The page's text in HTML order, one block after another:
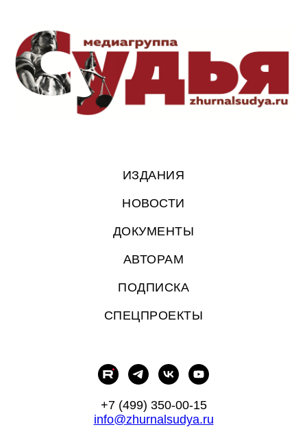
ИЗДАНИЯ
НОВОСТИ
ДОКУМЕНТЫ
АВТОРАМ
ПОДПИСКА
СПЕЦПРОЕКТЫ
+7 (499) 350-00-15
info@zhurnalsudya.ru